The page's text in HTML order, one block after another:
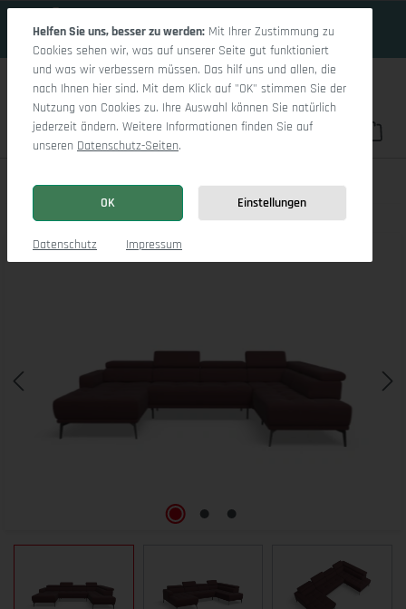
Du hast 0
Marco LO Aho kl Medium R
Bildergalerie überspringen
Helfen Sie uns, besser zu werden: Mit Ihrer Zustimmung zu
Cookies sehen wir, was auf unserer Seite gut funktioniert
und was wir verbessern müssen. Das hilf uns und allen, die
nach Ihnen hier sind. Mit dem Klick auf "OK" stimmen Sie der
Nutzung von Cookies zu. Ihre Auswahl können Sie natürlich
jederzeit ändern. Weitere Informationen finden Sie auf
unseren Datenschutz-Seiten.
OK Einstellungen
Datenschutz Impressum